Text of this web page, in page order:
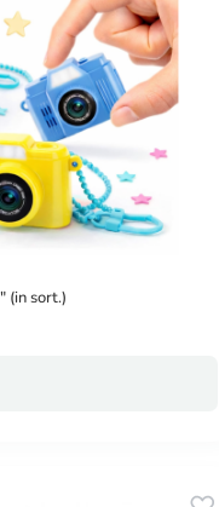
(in sort.)